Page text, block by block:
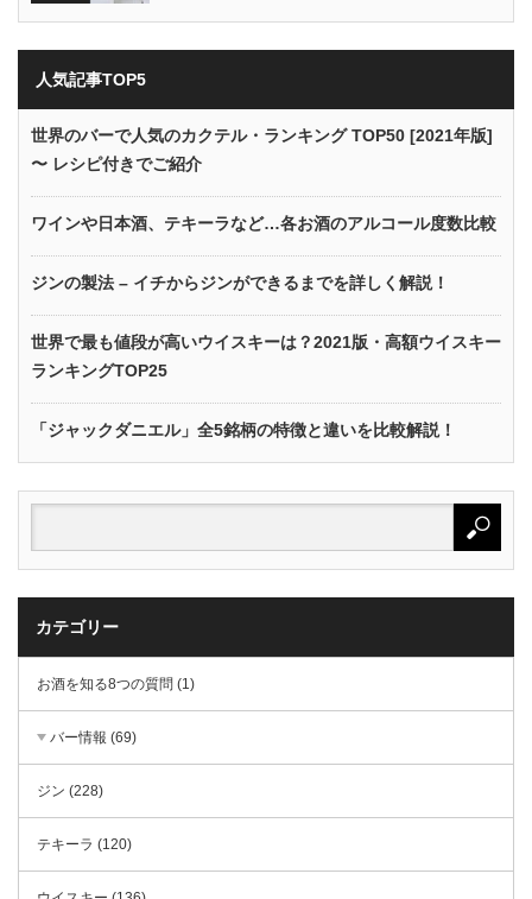
人気記事TOP5
世界のバーで人気のカクテル・ランキング TOP50 [2021年版]
〜 レシピ付きでご紹介
ワインや日本酒、テキーラなど…各お酒のアルコール度数比較
ジンの製法 – イチからジンができるまでを詳しく解説！
世界で最も値段が高いウイスキーは？2021版・高額ウイスキー
ランキングTOP25
「ジャックダニエル」全5銘柄の特徴と違いを比較解説！
カテゴリー
お酒を知る8つの質問 (1)
バー情報 (69)
ジン (228)
テキーラ (120)